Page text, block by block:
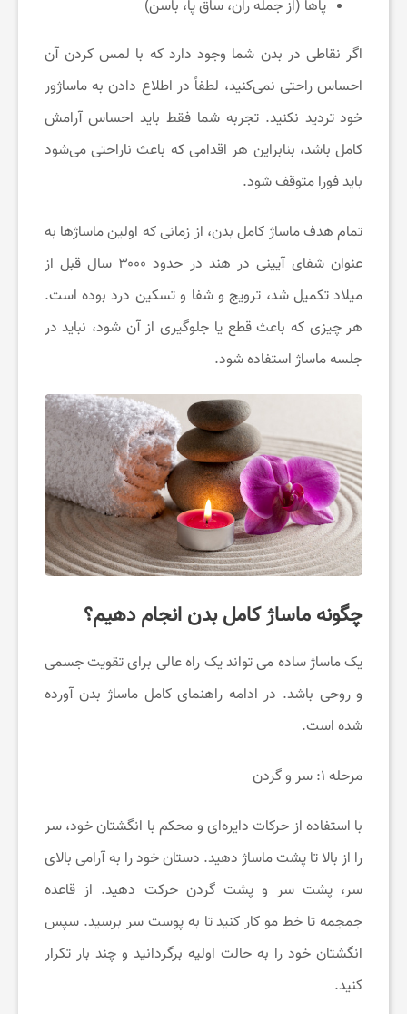
پاها (از جمله ران، ساق پا، باسن)
اگر نقاطی در بدن شما وجود دارد که با لمس کردن آن
احساس راحتی نمی‌کنید، لطفاً در اطلاع دادن به ماساژور
خود تردید نکنید. تجربه شما فقط باید احساس آرامش
کامل باشد، بنابراین هر اقدامی که باعث ناراحتی می‌شود
باید فورا متوقف شود.
تمام هدف ماساژ کامل بدن، از زمانی که اولین ماساژها به
عنوان شفای آیینی در هند در حدود ۳۰۰۰ سال قبل از
میلاد تکمیل شد، ترویج و شفا و تسکین درد بوده است.
هر چیزی که باعث قطع یا جلوگیری از آن شود، نباید در
جلسه ماساژ استفاده شود.
چگونه ماساژ کامل بدن انجام دهیم؟
یک ماساژ ساده می تواند یک راه عالی برای تقویت جسمی
و روحی باشد. در ادامه راهنمای کامل ماساژ بدن آورده
شده است.
مرحله ۱: سر و گردن
با استفاده از حرکات دایره‌ای و محکم با انگشتان خود، سر
را از بالا تا پشت ماساژ دهید. دستان خود را به آرامی بالای
سر، پشت سر و پشت گردن حرکت دهید. از قاعده
جمجمه تا خط مو کار کنید تا به پوست سر برسید. سپس
انگشتان خود را به حالت اولیه برگردانید و چند بار تکرار
کنید.